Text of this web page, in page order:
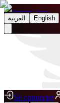
العربية English
Se connecter